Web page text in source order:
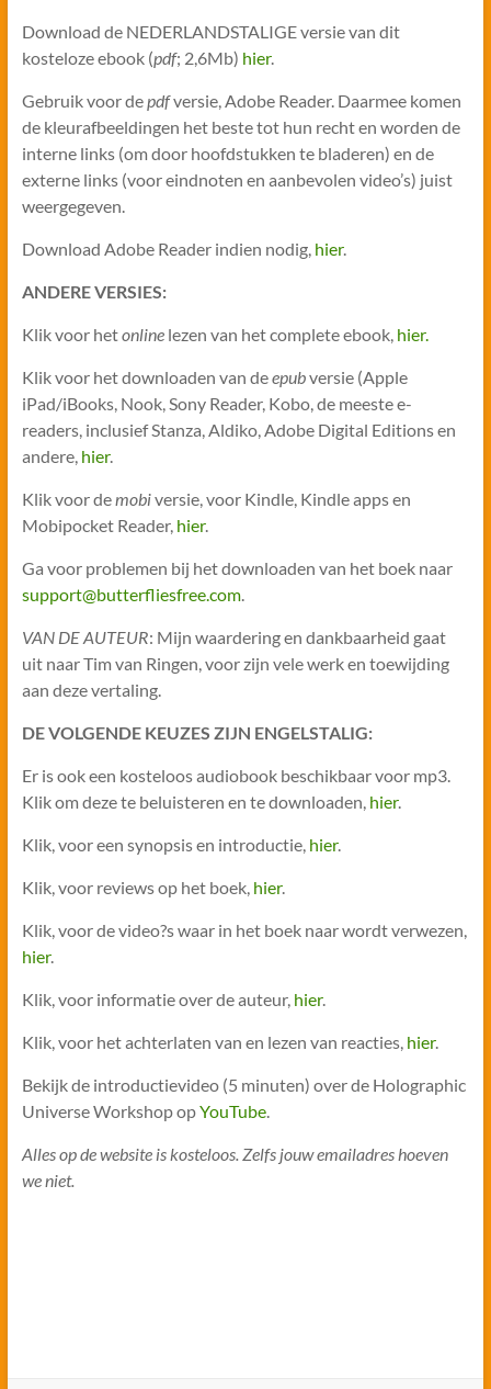
Download de NEDERLANDSTALIGE versie van dit
kosteloze ebook (pdf; 2,6Mb) hier.
Gebruik voor depdfversie, Adobe Reader. Daarmee komen
de kleurafbeeldingen het beste tot hun recht en worden de
interne links (om door hoofdstukken te bladeren) en de
externe links (voor eindnoten en aanbevolen video’s) juist
weergegeven.
Download Adobe Reader indien nodig, hier.
ANDERE VERSIES:
Klik voor hetonlinelezen van het complete ebook, hier.
Klik voor het downloaden van deepubversie (Apple
iPad/iBooks, Nook, Sony Reader, Kobo, de meeste e-
readers, inclusief Stanza, Aldiko, Adobe Digital Editions en
andere, hier.
Klik voor demobiversie, voor Kindle, Kindle apps en
Mobipocket Reader, hier.
Ga voor problemen bij het downloaden van het boek naar
support@butterfliesfree.com.
VAN DE AUTEUR: Mijn waardering en dankbaarheid gaat
uit naar Tim van Ringen, voor zijn vele werk en toewijding
aan deze vertaling.
DE VOLGENDE KEUZES ZIJN ENGELSTALIG:
Er is ook een kosteloos audiobook beschikbaar voor mp3.
Klik om deze te beluisteren en te downloaden, hier.
Klik, voor een synopsis en introductie, hier.
Klik, voor reviews op het boek, hier.
Klik, voor de video?s waar in het boek naar wordt verwezen,
hier.
Klik, voor informatie over de auteur, hier.
Klik, voor het achterlaten van en lezen van reacties, hier.
Bekijk de introductievideo (5 minuten) over de Holographic
Universe Workshop opYouTube.
Alles op de website is kosteloos. Zelfs jouw emailadres hoeven
we niet.